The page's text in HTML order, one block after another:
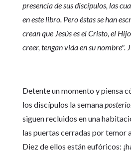
presencia de sus discípulos, las
en este libro. Pero éstas se han
crean que Jesús es el Cristo, el
creer, tengan vida en su nombre".
Detente un momento y piensa
los discípulos la semana
siguen recluidos en una
las puertas cerradas por temor
Diez de ellos están eufóricos: